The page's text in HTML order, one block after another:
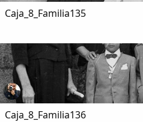
Caja_8_Familia135
Caja_8_Familia136